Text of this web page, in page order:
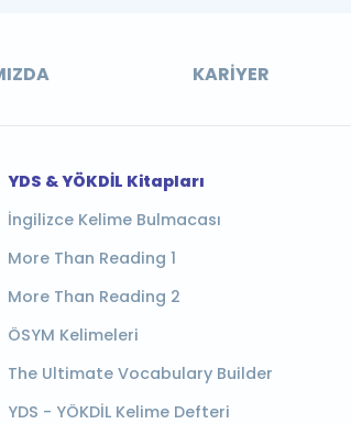
KARIYER
YDS & YÖKDİL Kitapları
İngilizce Kelime Bulmacası
More Than Reading 1
More Than Reading 2
ÖSYM Kelimeleri
The Ultimate Vocabulary Builder
YDS - YÖKDİL Kelime Defteri